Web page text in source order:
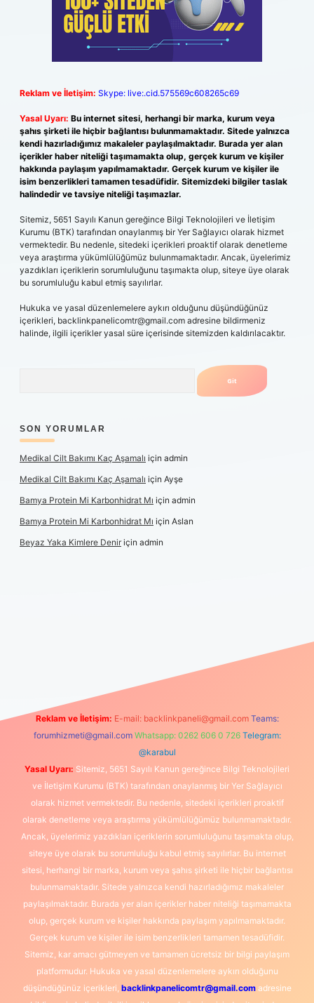
Reklam ve İletişim: Skype: live:.cid.575569c608265c69
Yasal Uyarı: Bu internet sitesi, herhangi bir marka, kurum veya
şahıs şirketi ile hiçbir bağlantısı bulunmamaktadır. Sitede yalnızca
kendi hazırladığımız makaleler paylaşılmaktadır. Burada yer alan
içerikler haber niteliği taşımamakta olup, gerçek kurum ve kişiler
hakkında paylaşım yapılmamaktadır. Gerçek kurum ve kişiler ile
isim benzerlikleri tamamen tesadüfidir. Sitemizdeki bilgiler taslak
halindedir ve tavsiye niteliği taşımazlar.
Sitemiz, 5651 Sayılı Kanun gereğince Bilgi Teknolojileri ve İletişim
Kurumu (BTK) tarafından onaylanmış bir Yer Sağlayıcı olarak hizmet
vermektedir. Bu nedenle, sitedeki içerikleri proaktif olarak denetleme
veya araştırma yükümlülüğümüz bulunmamaktadır. Ancak, üyelerimiz
yazdıkları içeriklerin sorumluluğunu taşımakta olup, siteye üye olarak
bu sorumluluğu kabul etmiş sayılırlar.
Hukuka ve yasal düzenlemelere aykırı olduğunu düşündüğünüz
içerikleri, backlinkpanelicomtr@gmail.com adresine bildirmeniz
halinde, ilgili içerikler yasal süre içerisinde sitemizden kaldırılacaktır.
SON YORUMLAR
Medikal Cilt Bakımı Kaç Aşamalı için admin
Medikal Cilt Bakımı Kaç Aşamalı için Ayşe
Bamya Protein Mi Karbonhidrat Mı için admin
Bamya Protein Mi Karbonhidrat Mı için Aslan
Beyaz Yaka Kimlere Deniriçin admin
Reklam ve İletişim: E-mail: backlinkpaneli@gmail.com Teams:
forumhizmeti@gmail.com Whatsapp: 0262 606 0 726 Telegram:
@karabul
Yasal Uyarı: Sitemiz, 5651 Sayılı Kanun gereğince Bilgi Teknolojileri
ve İletişim Kurumu (BTK) tarafından onaylanmış bir Yer Sağlayıcı
olarak hizmet vermektedir. Bu nedenle, sitedeki içerikleri proaktif
olarak denetleme veya araştırma yükümlülüğümüz bulunmamaktadır.
Ancak, üyelerimiz yazdıkları içeriklerin sorumluluğunu taşımakta olup,
siteye üye olarak bu sorumluluğu kabul etmiş sayılırlar. Bu internet
sitesi, herhangi bir marka, kurum veya şahıs şirketi ile hiçbir bağlantısı
bulunmamaktadır. Sitede yalnızca kendi hazırladığımız makaleler
paylaşılmaktadır. Burada yer alan içerikler haber niteliği taşımamakta
olup, gerçek kurum ve kişiler hakkında paylaşım yapılmamaktadır.
Gerçek kurum ve kişiler ile isim benzerlikleri tamamen tesadüfidir.
Sitemiz, kar amacı gütmeyen ve tamamen ücretsiz bir bilgi paylaşım
platformudur. Hukuka ve yasal düzenlemelere aykırı olduğunu
düşündüğünüz içerikleri, backlinkpanelicomtr@gmail.comadresine